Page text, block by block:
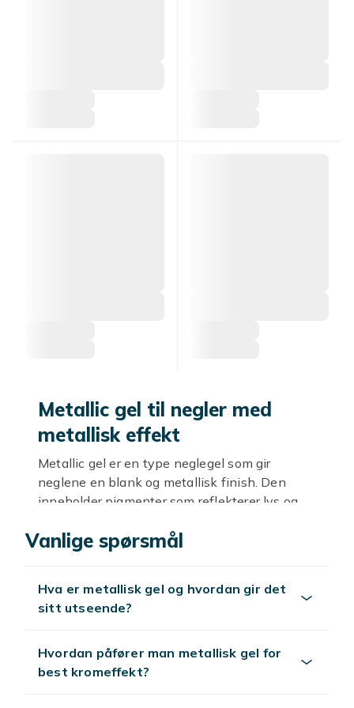
Metallic gel til negler med
metallisk effekt
Metallic gel er en type neglegel som gir
neglene en blank og metallisk finish. Den
inneholder pigmenter som reflekterer lys og
Metalliske negler er et populært valg for den
Gull, sølv og rose gold
nyansene og passer til mange outfits. Rose
gold er de siste årene blitt et av de mest
Vanlige spørsmål
Hva er metallisk gel og hvordan gir det
sitt utseende?
Hvordan påfører man metallisk gel for
best kromeffekt?